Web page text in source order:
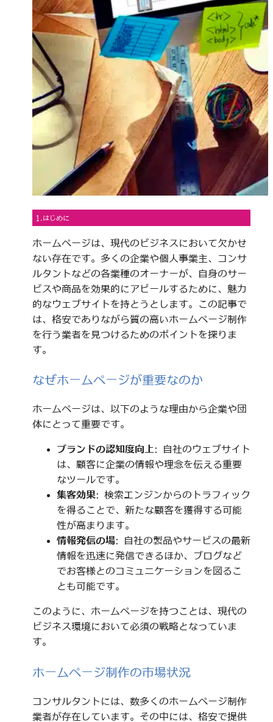
1.はじめに
ホームページは、現代のビジネスにおいて欠かせ
ない存在です。多くの企業や個人事業主、コンサ
ルタントなどの各業種のオーナーが、自身のサー
ビスや商品を効果的にアピールするために、魅力
的なウェブサイトを持とうとします。この記事で
は、格安でありながら質の高いホームページ制作
を行う業者を見つけるためのポイントを探りま
す。
なぜホームページが重要なのか
ホームページは、以下のような理由から企業や団
体にとって重要です。
ブランドの認知度向上: 自社のウェブサイト
は、顧客に企業の情報や理念を伝える重要
なツールです。
集客効果: 検索エンジンからのトラフィック
を得ることで、新たな顧客を獲得する可能
性が高まります。
情報発信の場: 自社の製品やサービスの最新
情報を迅速に発信できるほか、ブログなど
でお客様とのコミュニケーションを図るこ
とも可能です。
このように、ホームページを持つことは、現代の
ビジネス環境において必須の戦略となっていま
す。
ホームページ制作の市場状況
コンサルタントには、数多くのホームページ制作
業者が存在しています。その中には、格安で提供